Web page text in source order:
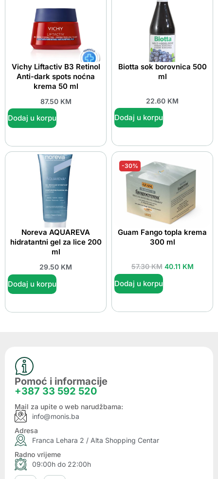
Vichy Liftactiv B3 Retinol
Anti-dark spots noćna
krema 50 ml
87.50 KM
Dodaj u korpu
Biotta sok borovnica 500
ml
22.60 KM
Dodaj u korpu
Noreva AQUAREVA
hidratantni gel za lice 200
ml
29.50 KM
Dodaj u korpu
-30%
Guam Fango topla krema
300 ml
57.30KM 40.11 KM
Dodaj u korpu
Pomoć i informacije
+387 33 592 520
Mail za upite o web narudžbama:
info@monis.ba
Adresa
Franca Lehara 2 / Alta Shopping Centar
Radno vrijeme
09:00h do 22:00h